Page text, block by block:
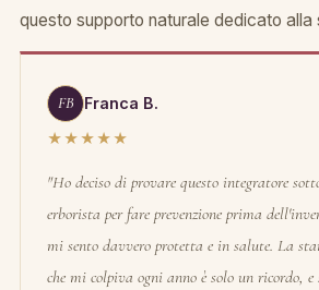
questo supporto naturale dedicato alla
FB Franca B.
★★★★★
"Ho deciso di provare questo integratore
erborista per fare prevenzione prima
mi sento davvero protetta e in salute. La
che mi colpiva ogni anno è solo un ricordo, e